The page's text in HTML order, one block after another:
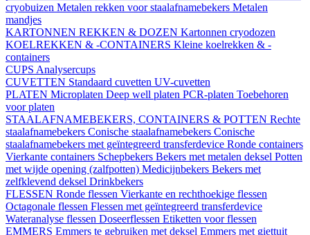
cryobuizen Metalen rekken voor staalafnamebekers Metalen
mandjes
KARTONNEN REKKEN & DOZEN Kartonnen cryodozen
KOELREKKEN & -CONTAINERS Kleine koelrekken & -
containers
CUPS Analysercups
CUVETTEN Standaard cuvetten UV-cuvetten
PLATEN Microplaten Deep well platen PCR-platen Toebehoren
voor platen
STAALAFNAMEBEKERS, CONTAINERS & POTTEN Rechte
staalafnamebekers Conische staalafnamebekers Conische
staalafnamebekers met geïntegreerd transferdevice Ronde containers
Vierkante containers Schepbekers Bekers met metalen deksel Potten
met wijde opening (zalfpotten) Medicijnbekers Bekers met
zelfklevend deksel Drinkbekers
FLESSEN Ronde flessen Vierkante en rechthoekige flessen
Octagonale flessen Flessen met geïntegreerd transferdevice
Wateranalyse flessen Doseerflessen Etiketten voor flessen
EMMERS Emmers te gebruiken met deksel Emmers met giettuit